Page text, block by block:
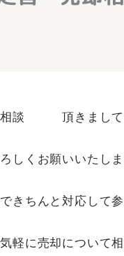
相談 頂きまして
しくお願いいたしま
きちんと対応して
軽に売却について